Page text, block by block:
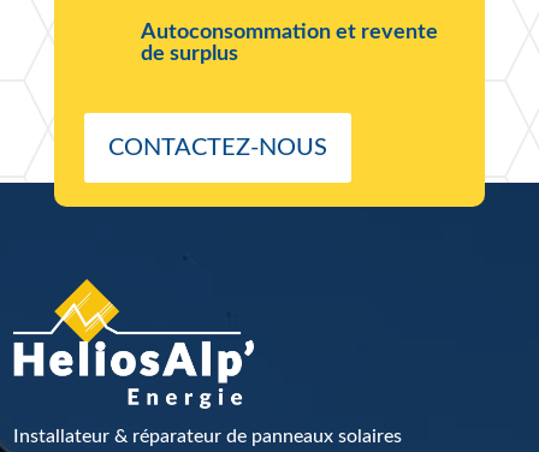
Autoconsommation et revente
de surplus
CONTACTEZ-NOUS
Installateur & réparateur de panneaux solaires